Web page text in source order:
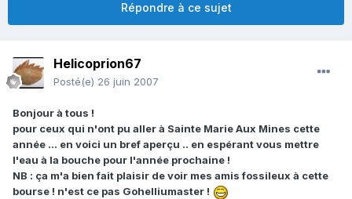
Répondre à ce sujet
Helicoprion67
Posté(e) 26 juin 2007
Bonjour à tous !
pour ceux qui n'ont pu aller à Sainte Marie Aux Mines cette
année ... en voici un bref aperçu .. en espérant vous mettre
l'eau à la bouche pour l'année prochaine !
NB : ça m'a bien fait plaisir de voir mes amis fossileux à cette
bourse ! n'est ce pas Gohelliumaster !